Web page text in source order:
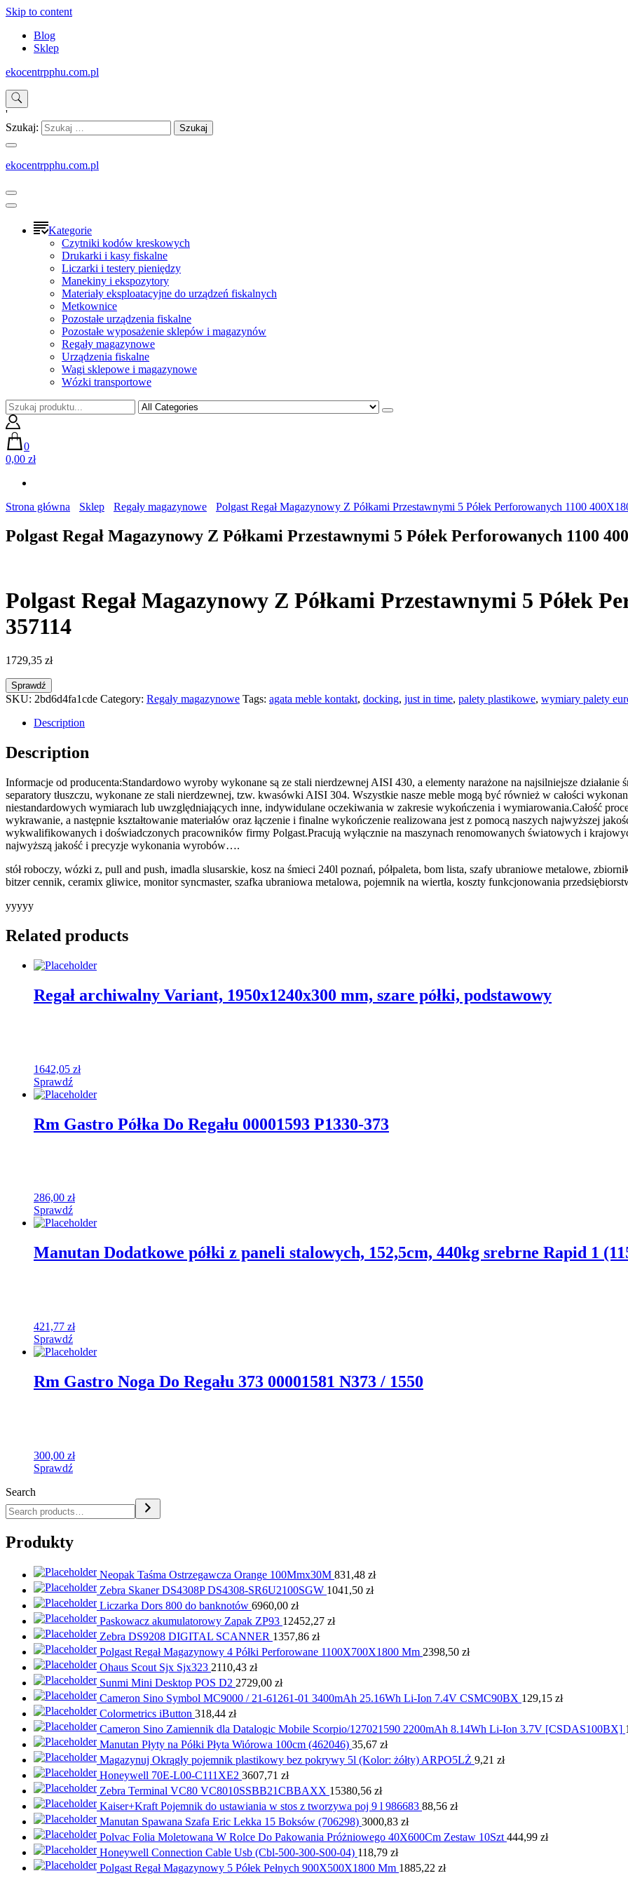
Skip to content
Blog
Sklep
ekocentrpphu.com.pl
'
Szukaj:
ekocentrpphu.com.pl
Kategorie
Czytniki kodów kreskowych
Drukarki i kasy fiskalne
Liczarki i testery pieniędzy
Manekiny i ekspozytory
Materiały eksploatacyjne do urządzeń fiskalnych
Metkownice
Pozostałe urządzenia fiskalne
Pozostałe wyposażenie sklepów i magazynów
Regały magazynowe
Urządzenia fiskalne
Wagi sklepowe i magazynowe
Wózki transportowe
0
0,00 zł
Strona główna Sklep Regały magazynowe Polgast Regał Magazynowy Z Półkami Przestawnymi 5 Półek Perforowanych 1100
Polgast Regał Magazynowy Z Półkami Przestawnymi 5 Półek Perforowanych 1100
Polgast Regał Magazynowy Z Półkami Przestawnymi 5 Półek
357114
1729,35 zł
Sprawdź
SKU: 2bd6d4fa1cde Category: Regały magazynowe Tags: agata meble kontakt, docking, just in time, palety plastikowe, wymiary palety
Description
Description
Informacje od producenta:Standardowo wyroby wykonane są ze stali nierdzewnej AISI 430, a elementy narażone na najsilniejsze
separatory tłuszczu, wykonane ze stali nierdzewnej, tzw. kwasówki AISI 304. Wszystkie nasze meble mogą być również w całości
niestandardowych wymiarach lub uwzględniających inne, indywidulane oczekiwania w zakresie wykończenia i wymiarowania.Całość
wykrawanie, a następnie kształtowanie materiałów oraz łączenie i finalne wykończenie realizowana jest z pomocą naszych najwyższej
wykwalifikowanych i doświadczonych pracowników firmy Polgast.Pracują wyłącznie na maszynach renomowanych światowych i
najwyższą jakość i precyzje wykonania wyrobów….
stół roboczy, wózki z, pull and push, imadla slusarskie, kosz na śmieci 240l poznań, półpaleta, bom lista, szafy ubraniowe metalowe,
bitzer cennik, ceramix gliwice, monitor syncmaster, szafka ubraniowa metalowa, pojemnik na wiertła, koszty funkcjonowania
yyyyy
Related products
Regał archiwalny Variant, 1950x1240x300 mm, szare półki, podstawowy
1642,05 zł
Sprawdź
Rm Gastro Półka Do Regału 00001593 P1330-373
286,00 zł
Sprawdź
Manutan Dodatkowe półki z paneli stalowych, 152,5cm, 440kg srebrne Rapid 1
421,77 zł
Sprawdź
Rm Gastro Noga Do Regału 373 00001581 N373 / 1550
300,00 zł
Sprawdź
Search
Produkty
Neopak Taśma Ostrzegawcza Orange 100Mmx30M 831,48 zł
Zebra Skaner DS4308P DS4308-SR6U2100SGW 1041,50 zł
Liczarka Dors 800 do banknotów 6960,00 zł
Paskowacz akumulatorowy Zapak ZP93 12452,27 zł
Zebra DS9208 DIGITAL SCANNER 1357,86 zł
Polgast Regał Magazynowy 4 Półki Perforowane 1100X700X1800 Mm 2398,50 zł
Ohaus Scout Sjx Sjx323 2110,43 zł
Sunmi Mini Desktop POS D2 2729,00 zł
Cameron Sino Symbol MC9000 / 21-61261-01 3400mAh 25.16Wh Li-Ion 7.4V CSMC90BX 129,15 zł
Colormetrics iButton 318,44 zł
Cameron Sino Zamiennik dla Datalogic Mobile Scorpio/127021590 2200mAh 8.14Wh Li-Ion 3.7V [CSDAS100BX]
Manutan Płyty na Półki Płyta Wiórowa 100cm (462046) 35,67 zł
Magazynuj Okrągły pojemnik plastikowy bez pokrywy 5l (Kolor: żółty) ARPO5LŻ 9,21 zł
Honeywell 70E-L00-C111XE2 3607,71 zł
Zebra Terminal VC80 VC8010SSBB21CBBAXX 15380,56 zł
Kaiser+Kraft Pojemnik do ustawiania w stos z tworzywa poj 9 l 986683 88,56 zł
Manutan Spawana Szafa Eric Lekka 15 Boksów (706298) 3000,83 zł
Polvac Folia Moletowana W Rolce Do Pakowania Próżniowego 40X600Cm Zestaw 10Szt 444,99 zł
Honeywell Connection Cable Usb (Cbl-500-300-S00-04) 118,79 zł
Polgast Regał Magazynowy 5 Półek Pełnych 900X500X1800 Mm 1885,22 zł